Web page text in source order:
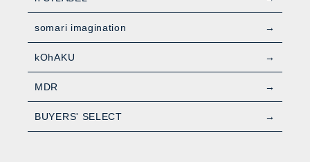
somari imagination
kOhAKU
MDR
BUYERS' SELECT